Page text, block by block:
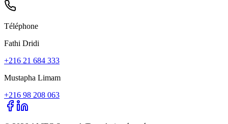
Téléphone
Fathi Dridi
+216 21 684 333
Mustapha Limam
+216 98 208 063